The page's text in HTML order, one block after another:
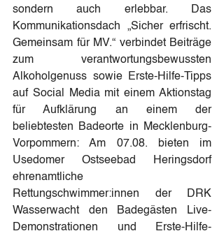
sondern auch erlebbar. Das
Kommunikationsdach „Sicher erfrischt.
Gemeinsam für MV.“ verbindet Beiträge
zum verantwortungsbewussten
Alkoholgenuss sowie Erste-Hilfe-Tipps
auf Social Media mit einem Aktionstag
für Aufklärung an einem der
beliebtesten Badeorte in Mecklenburg-
Vorpommern: Am 07.08. bieten im
Usedomer Ostseebad Heringsdorf
ehrenamtliche
Rettungschwimmer:innen der DRK
Wasserwacht den Badegästen Live-
Demonstrationen und Erste-Hilfe-